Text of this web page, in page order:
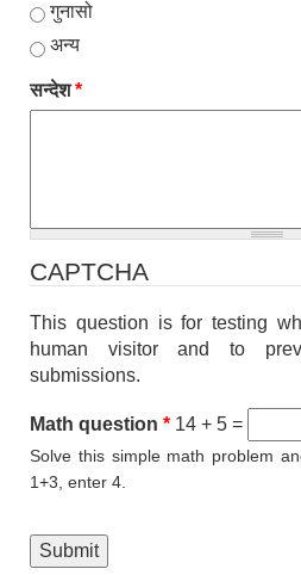
गुनासो
अन्य
सन्देश*
CAPTCHA
This question is for testing
human visitor and to
submissions.
Math question * 14 + 5 =
Solve this simple math problem
1+3, enter 4.